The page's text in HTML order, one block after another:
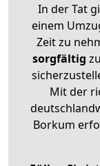
In der Tat
einem
Zeit zu
sorgfältig zu
Mit der
Borkum